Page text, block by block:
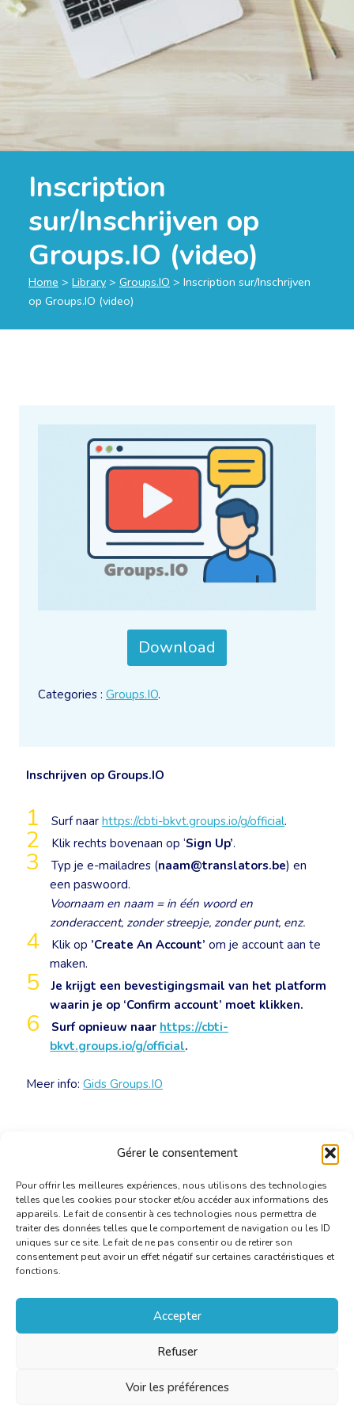
Gérer le consentement
Pour offrir les meilleures expériences, nous utilisons des technologies
telles que les cookies pour stocker et/ou accéder aux informations des
appareils. Le fait de consentir à ces technologies nous permettra de
traiter des données telles que le comportement de navigation ou les ID
uniques sur ce site. Le fait de ne pas consentir ou de retirer son
consentement peut avoir un effet négatif sur certaines caractéristiques et
fonctions.
Accepter
Refuser
Voir les préférences
Inscription
sur/Inschrijven op
Groups.IO (video)
Home > Library > Groups.IO > Inscription sur/Inschrijven
op Groups.IO (video)
Inschrijven op Groups.IO
Surf naar https://cbti-bkvt.groups.io/g/official.
Klik rechts bovenaan op ‘Sign Up’.
Typ je e-mailadres (naam@translators.be) en
een paswoord.
Voornaam en naam = in één woord en
zonderaccent, zonder streepje, zonder punt, enz.
Klik op ’Create An Account’ om je account aan te
maken.
Je krijgt een bevestigingsmail van het platform
waarin je op ‘Confirm account’ moet klikken.
Surf opnieuw naar https://cbti-
bkvt.groups.io/g/official.
Meer info: Gids Groups.IO
Download
Categories : Groups.IO.